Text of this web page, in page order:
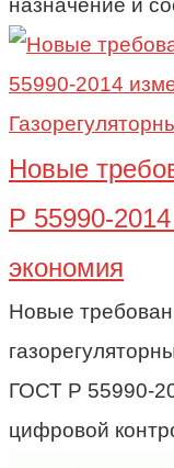
назначение и
Новые
Р 55990-
экономия
Новые
ГОСТ Р 55990-
цифровой